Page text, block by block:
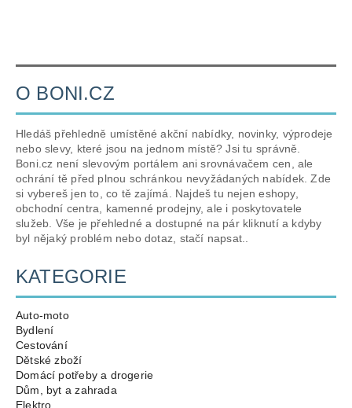
O BONI.CZ
Hledáš přehledně umístěné akční nabídky, novinky, výprodeje
nebo slevy, které jsou na jednom místě? Jsi tu správně.
Boni.cz není slevovým portálem ani srovnávačem cen, ale
ochrání tě před plnou schránkou nevyžádaných nabídek. Zde
si vybereš jen to, co tě zajímá. Najdeš tu nejen eshopy,
obchodní centra, kamenné prodejny, ale i poskytovatele
služeb. Vše je přehledné a dostupné na pár kliknutí a kdyby
byl nějaký problém nebo dotaz, stačí napsat..
KATEGORIE
Auto-moto
Bydlení
Cestování
Dětské zboží
Domácí potřeby a drogerie
Dům, byt a zahrada
Elektro